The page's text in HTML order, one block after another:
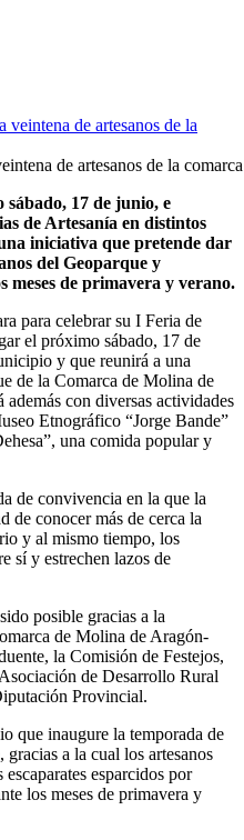
de artesanos de la comarca
17 de junio, e
de Artesanía en distintos
iniciativa que pretende dar
del Geoparque y
meses de primavera y verano.
para celebrar su I Feria de
el próximo sábado, 17 de
y que reunirá a una
de la Comarca de Molina de
con diversas actividades
Etnográfico “Jorge Bande”
una comida popular y
de convivencia en la que la
de conocer más de cerca la
y al mismo tiempo, los
sí y estrechen lazos de
posible gracias a la
de Molina de Aragón-
la Comisión de Festejos,
de Desarrollo Rural
Provincial.
que inaugure la temporada de
gracias a la cual los artesanos
esparcidos por
los meses de primavera y